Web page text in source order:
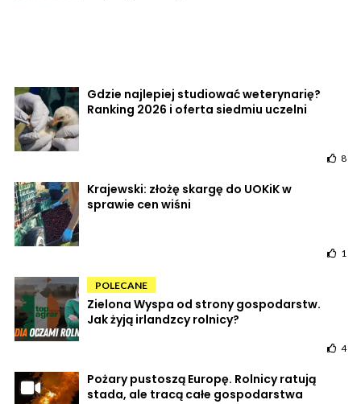
Gdzie najlepiej studiować weterynarię?
Ranking 2026 i oferta siedmiu uczelni
8
Krajewski: złożę skargę do UOKiK w
sprawie cen wiśni
1
POLECANE
Zielona Wyspa od strony gospodarstw.
Jak żyją irlandzcy rolnicy?
4
Pożary pustoszą Europę. Rolnicy ratują
stada, ale tracą całe gospodarstwa